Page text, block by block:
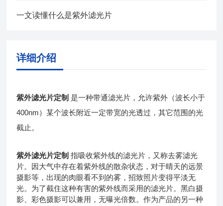
一文读懂什么是紫外滤光片
详细介绍
紫外滤光片定制 是一种带通滤光片，允许紫外（波长小于
400nm）某个波长附近一定带宽的光透过，其它范围的光
截止。
紫外滤光片定制指吸收紫外线的滤光片，又称去雾滤光
片。因大气中存在着紫外线的散杂状态，对于晴天的远景
摄影等，出现的肉眼看不到的雾，招致照片变得平淡无
光。为了截住这种有害的紫外线而采用的滤光片。黑白摄
影、彩色摄影可以兼用，无曝光倍数。作为产品的另一种